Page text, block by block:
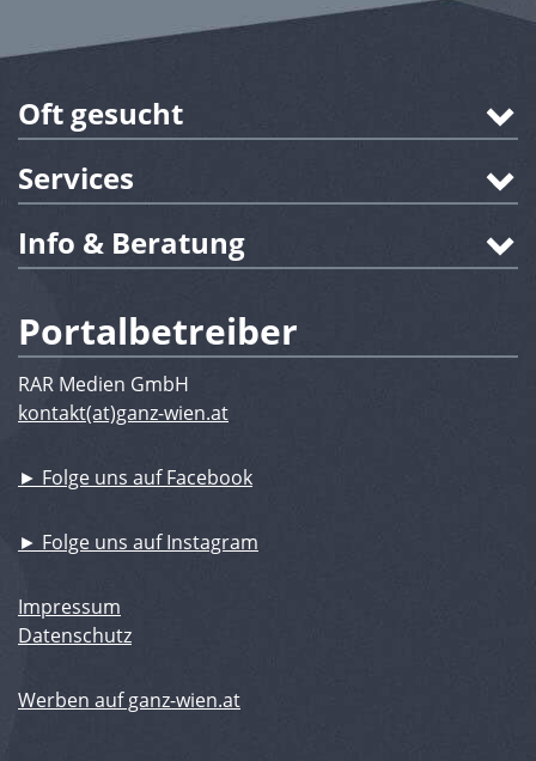
Oft gesucht
Services
Info & Beratung
Portalbetreiber
RAR Medien GmbH
kontakt(at)ganz-wien.at
► Folge uns auf Facebook
► Folge uns auf Instagram
Impressum
Datenschutz
Werben auf ganz-wien.at